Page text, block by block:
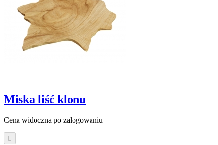
Miska liść klonu
Cena widoczna po zalogowaniu
